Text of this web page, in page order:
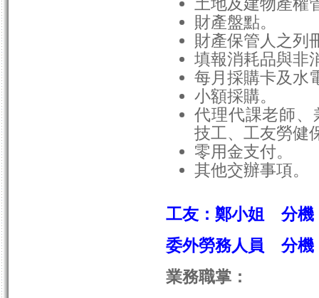
財產盤點。
財產保管人之列
填報消耗品與非
每月採購卡及水
小額採購。
代理代課老師
技工、工友勞健
零用金支付。
其他交辦事項。
工友：鄭小姐 分機
委外勞務人員 分機
業務職掌：